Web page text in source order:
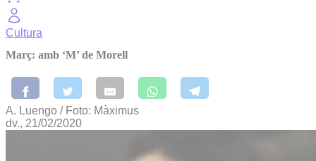
Cultura
Març: amb ‘M’ de Morell
A. Luengo / Foto: Màximus
dv., 21/02/2020